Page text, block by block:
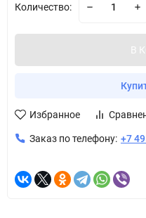
Количество:
В
Избранное
Заказ по телефону: +7